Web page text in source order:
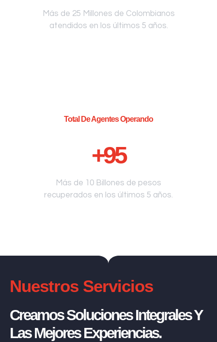
Más de 25 Millones de Colombianos
atendidos en los últimos 5 años.
Total De Agentes Operando
+95
Más de 10 Billones de pesos
recuperados en los últimos 5 años.
Nuestros Servicios
Creamos Soluciones Integrales Y
Las Mejores Experiencias.